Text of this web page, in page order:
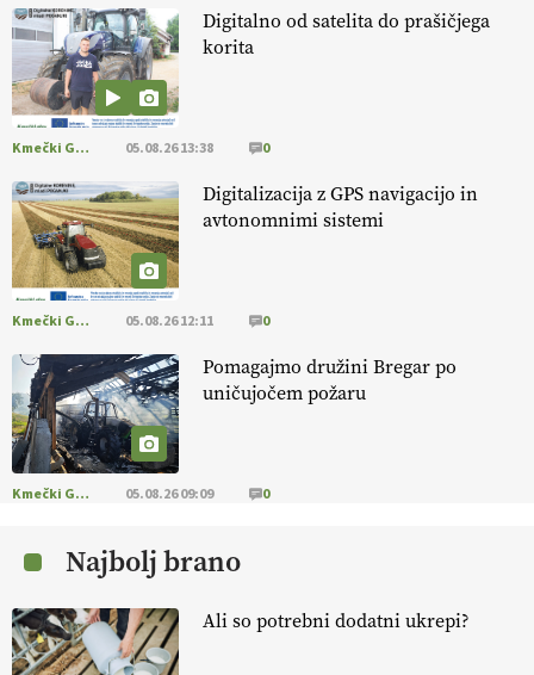
[EKOloško = LOGIČNO
prilagojene sorte
so temelj uspešne ekološke pridelave.
https://t.co/OQSsax7l8V @EUAgri #IMCAP #CAP
https://t.co/PAL0zlhVia
[EKOloško = LOGIČNO
aronije
v dobrem desetletju zrasla v uspešno kmetijsko in
podjetniško zgodbo.
#IMCAP #CAP https://t.co/xp1oihBDaJ
[EKOloško = LOGIČNO
v tujini
. Zato je ekološka pridelava odlična priložnost za slovenske
vinarje
. VEČ
https://t.co/XAe9EbeAbK @EUAgri #IMCAP #CAP
kmetijstva in uspešno prenovo kmetij
. VEČ
https://t.co/RRn8unbwXp @EUAgri #IMCAP #CAP
https://t.co/mnLHFv2VuP
Digitalno od satelita do prašičjega
korita
Kmečki Glas 05.08.26 13:38 0
Digitalizacija z GPS navigacijo in
avtonomnimi sistemi
Kmečki Glas 05.08.26 12:11 0
Pomagajmo družini Bregar po
uničujočem požaru
Kmečki Glas 05.08.26 09:09 0
Najbolj brano
Ali so potrebni dodatni ukrepi?